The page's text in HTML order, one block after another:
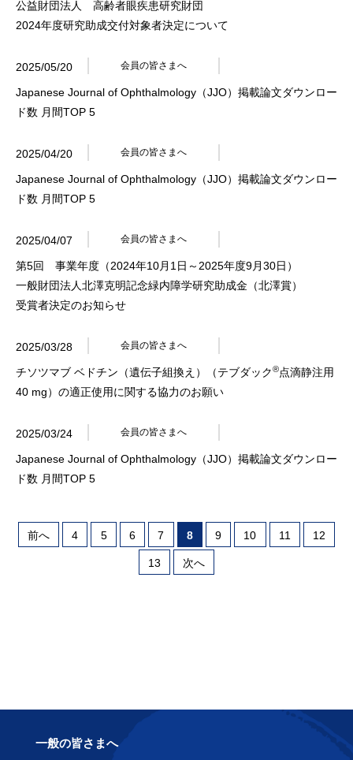
公益財団法人 高齢者眼疾患研究財団
2024年度研究助成交付対象者決定について
2025/05/20 会員の皆さまへ
Japanese Journal of Ophthalmology（JJO）掲載論文ダウンロー
ド数 月間TOP 5
2025/04/20 会員の皆さまへ
Japanese Journal of Ophthalmology（JJO）掲載論文ダウンロー
ド数 月間TOP 5
2025/04/07 会員の皆さまへ
第5回 事業年度（2024年10月1日～2025年度9月30日）
一般財団法人北澤克明記念緑内障学研究助成金（北澤賞）
受賞者決定のお知らせ
2025/03/28 会員の皆さまへ
チソツマブ ベドチン（遺伝子組換え）（テブダック®点滴静注用
40 mg）の適正使用に関する協力のお願い
2025/03/24 会員の皆さまへ
Japanese Journal of Ophthalmology（JJO）掲載論文ダウンロー
ド数 月間TOP 5
前へ 4 5 6 7 8 9 10 11 12
13 次へ
一般の皆さまへ